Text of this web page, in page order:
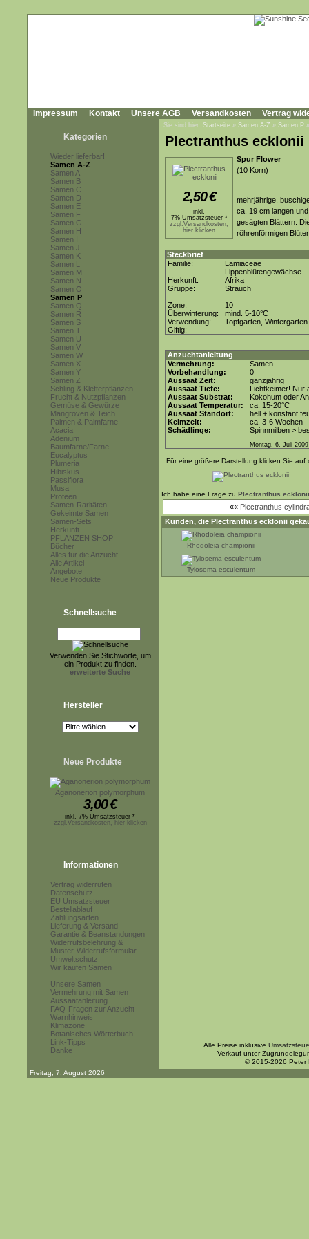
Impressum Kontakt Unsere AGB Versandkosten Vertrag
Kategorien
Wieder lieferbar!
Samen A-Z
Samen A
Samen B
Samen C
Samen D
Samen E
Samen F
Samen G
Samen H
Samen I
Samen J
Samen K
Samen L
Samen M
Samen N
Samen O
Samen P
Samen Q
Samen R
Samen S
Samen T
Samen U
Samen V
Samen W
Samen X
Samen Y
Samen Z
Schling & Kletterpflanzen
Frucht & Nutzpflanzen
Gemüse & Gewürze
Mangroven & Teich
Palmen & Palmfarne
Acacia
Adenium
Baumfarne/Farne
Eucalyptus
Plumeria
Hibiskus
Passiflora
Musa
Proteen
Samen-Raritäten
Gekeimte Samen
Samen-Sets
Herkunft
PFLANZEN SHOP
Bücher
Alles für die Anzucht
Alle Artikel
Angebote
Neue Produkte
Schnellsuche
Verwenden Sie Stichworte, um
ein Produkt zu finden.
erweiterte Suche
Hersteller
Neue Produkte
Aganonerion polymorphum
3,00€
inkl. 7% Umsatzsteuer *
zzgl.Versandkosten, hier klicken
Informationen
Vertrag widerrufen
Datenschutz
EU Umsatzsteuer
Bestellablauf
Zahlungsarten
Lieferung & Versand
Garantie & Beanstandungen
Widerrufsbelehrung &
Muster-Widerrufsformular
Umweltschutz
Wir kaufen Samen
------------------------
Unsere Samen
Vermehrung mit Samen
Aussaatanleitung
FAQ-Fragen zur Anzucht
Warnhinweis
Klimazone
Botanisches Wörterbuch
Link-Tipps
Danke
Sie sind hier: Startseite » Samen A-Z » Samen P
Plectranthus ecklonii
2,50€
inkl.
7% Umsatzsteuer *
zzgl.Versandkosten,
hier klicken
Spur Flower
(10 Korn)
mehrjährige,
ca. 19 cm langen
gesägten Blättern.
röhrenförmigen
Steckbrief
Familie:
Lamiaceae
Lippenblütengewächse
Herkunft:
Afrika
Gruppe:
Strauch
Zone:
10
Überwinterung:
mind. 5-10°C
Verwendung:
Topfgarten, Wintergarten
Giftig:
Anzuchtanleitung
Vermehrung:
Samen
Vorbehandlung:
0
Aussaat Zeit:
ganzjährig
Aussaat Tiefe:
Lichtkeimer! Nur
Aussaat Substrat:
Kokohum oder
Aussaat Temperatur:
ca. 15-20°C
Aussaat Standort:
hell + konstant
Keimzeit:
ca. 3-6 Wochen
Schädlinge:
Spinnmilben >
Montag, 6. Juli 2009
Für eine größere Darstellung klicken Sie auf
Ich habe eine Frage zu Plectranthus ecklonii
«« Plectranthus
Kunden, die Plectranthus ecklonii
Rhodoleia championii
Tylosema esculentum
Alle Preise inklusive
Verkauf unter
© 2015-2026 Peter
Freitag, 7. August 2026